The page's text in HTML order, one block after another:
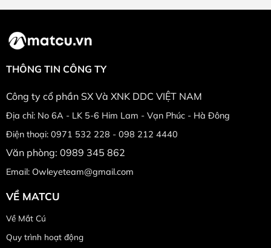
THÔNG TIN CÔNG TY
Công ty cổ phần SX Và XNK DDC VIỆT NAM
Địa chỉ: No 6A - LK 5-6 Him Lam - Vạn Phúc - Hà Đông
Điện thoại: 0971 532 228 - 098 212 4440
Văn phòng: 0989 345 862
Email: Owleyeteam@gmail.com
VỀ MATCU
Về Mắt Cú
Quy trình hoạt động